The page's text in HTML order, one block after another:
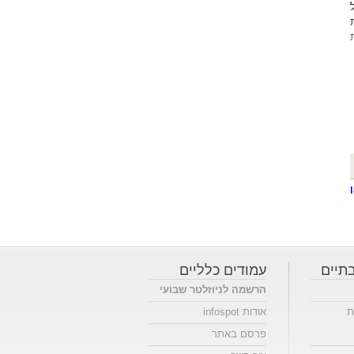
עמודים כלליים
הרשמה לניוזלטר שבועי
אודות infospot
פרסם באתר